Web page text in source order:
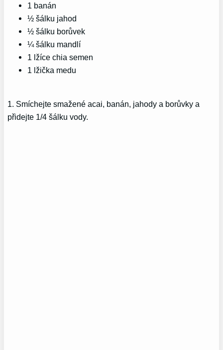
1 banán
½ šálku jahod
½ šálku borůvek
¼ šálku mandlí
1 lžíce chia semen
1 lžička medu
1. Smíchejte smažené acai, banán, jahody a borůvky a
přidejte 1/4 šálku vody.